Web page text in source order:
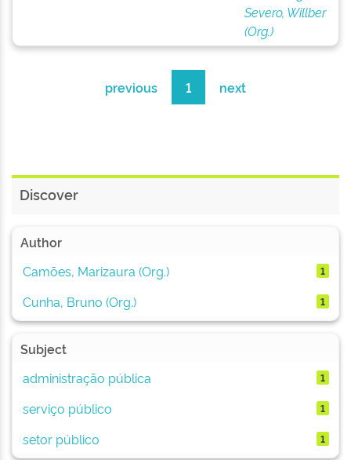
Severo, Willber
(Org.)
previous 1 next
Discover
Author
Camões, Marizaura (Org.)
1
Cunha, Bruno (Org.) 1
Subject
administração pública
1
serviço público 1
setor público 1